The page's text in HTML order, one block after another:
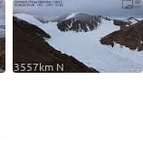
3557km N